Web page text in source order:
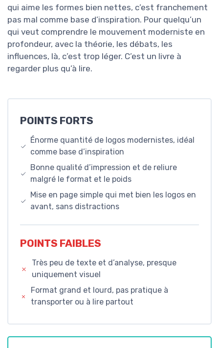
qui aime les formes bien nettes, c’est franchement
pas mal comme base d’inspiration. Pour quelqu’un
qui veut comprendre le mouvement moderniste en
profondeur, avec la théorie, les débats, les
influences, là, c’est trop léger. C’est un livre à
regarder plus qu’à lire.
POINTS FORTS
Énorme quantité de logos modernistes, idéal
comme base d’inspiration
Bonne qualité d’impression et de reliure
malgré le format et le poids
Mise en page simple qui met bien les logos en
avant, sans distractions
POINTS FAIBLES
Très peu de texte et d’analyse, presque
uniquement visuel
Format grand et lourd, pas pratique à
transporter ou à lire partout